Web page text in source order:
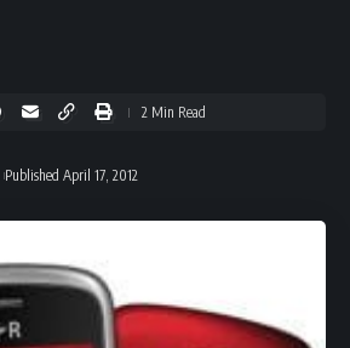
Published April 17, 2012
2 Min Read